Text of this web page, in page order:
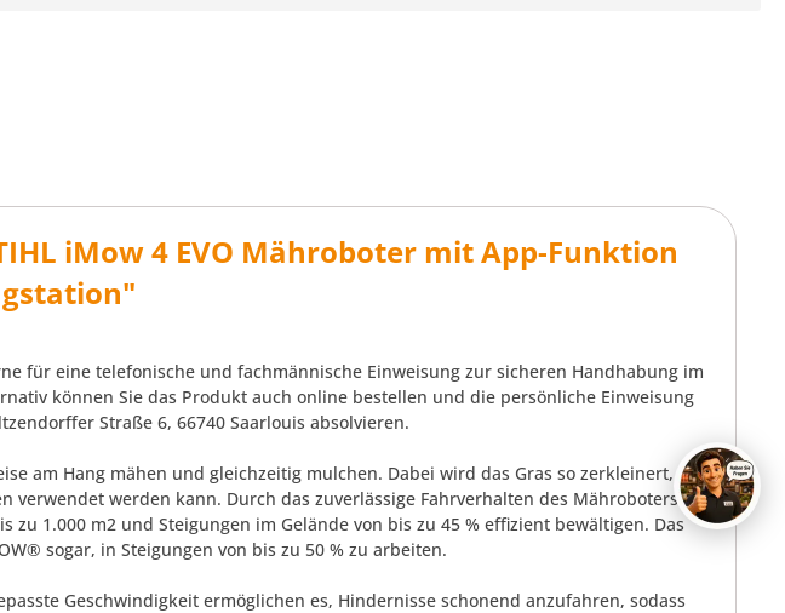
iMow 4 EVO Mähroboter mit App-Funktion
für eine telefonische und fachmännische Einweisung zur sicheren Handhabung im
können Sie das Produkt auch online bestellen und die persönliche Einweisung
Straße 6, 66740 Saarlouis absolvieren.
am Hang mähen und gleichzeitig mulchen. Dabei wird das Gras so zerkleinert,
verwendet werden kann. Durch das zuverlässige Fahrverhalten des Mähroboters
zu 1.000 m2 und Steigungen im Gelände von bis zu 45 % effizient bewältigen. Das
sogar, in Steigungen von bis zu 50 % zu arbeiten.
Geschwindigkeit ermöglichen es, Hindernisse schonend anzufahren, sodass